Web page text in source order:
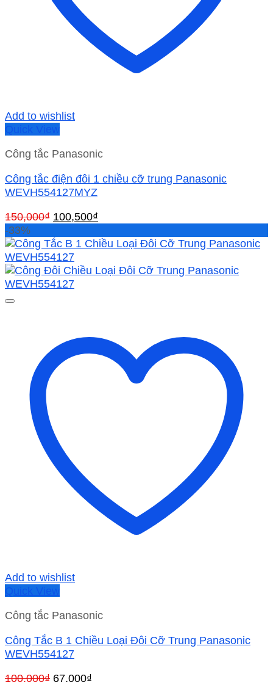
Add to wishlist
Quick View
Công tắc Panasonic
Công tắc điện đôi 1 chiều cỡ trung Panasonic
WEVH554127MYZ
150,000₫ Giá
là:
150,000₫.
100,500₫
tại
100,500₫.
-33%
Add to wishlist
Quick View
Công tắc Panasonic
Công Tắc B 1 Chiều Loại Đôi Cỡ Trung Panasonic
WEVH554127
100,000₫ Giá
67,000₫